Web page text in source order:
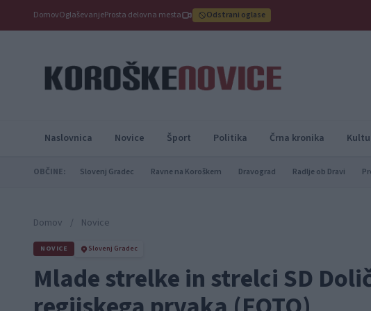
DomovOglaševanjeProsta delovna mesta Odstrani oglase
Naslovnica Novice Šport Politika Črna kronika
OBČINE: Slovenj Gradec Ravne na Koroškem Dravograd Radlje ob Dravi
Domov / Novice
NOVICE Slovenj Gradec
Mlade strelke in strelci SD